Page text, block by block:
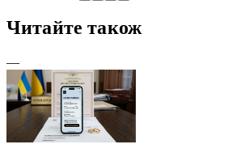
Читайте також
—